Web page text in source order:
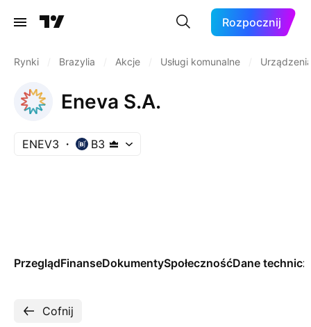
Rozpocznij
Rynki Brazylia Akcje Usługi komunalne
Eneva S.A.
ENEV3 B3
PrzeglądFinanseDokumentySpołecznośćDane
Cofnij